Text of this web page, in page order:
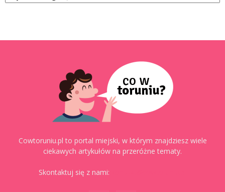
Cowtoruniu.pl to portal miejski, w którym znajdziesz wiele
ciekawych artykułów na przeróżne tematy.
Skontaktuj się z nami: